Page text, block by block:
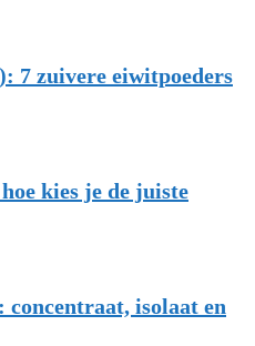
7 zuivere eiwitpoeders
kies je de juiste
concentraat, isolaat en